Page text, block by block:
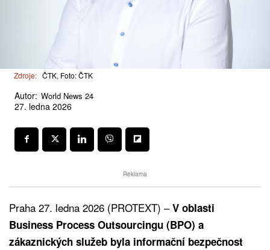
Zdroje: ČTK, Foto: ČTK
Autor: World News 24
27. ledna 2026
Reklama
Praha 27. ledna 2026 (PROTEXT) –V oblasti
Business Process Outsourcingu (BPO) a
zákaznických služeb byla informační bezpečnost